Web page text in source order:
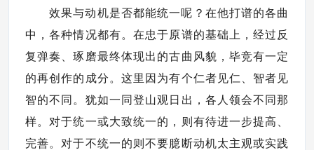
效果与动机是否都能统一呢？在他打谱的各曲
中，各种情况都有。在忠于原谱的基础上，经过反
复弹奏、琢磨最终体现出的古曲风貌，毕竞有一定
的再创作的成分。这里因为有个仁者见仁、智者见
智的不同。犹如一同登山观日出，各人领会不同那
样。对于统一或大致统一的，则有待进一步提高、
完善。对于不统一的则不要臆断动机太主观或实践